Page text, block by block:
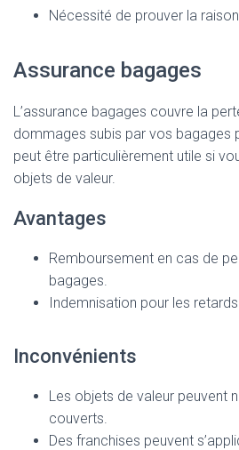
Nécessité de prouver la raison
Assurance bagages
L’assurance bagages couvre la
dommages subis par vos bagages
peut être particulièrement utile si
objets de valeur.
Avantages
Remboursement en cas de
bagages.
Indemnisation pour les
Inconvénients
Les objets de valeur peuvent
couverts.
Des franchises peuvent